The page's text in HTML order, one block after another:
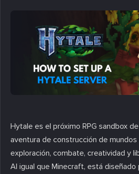
Hytale es el próximo RPG sandbox
aventura de construcción de mundos
exploración, combate, creatividad y
Al igual que Minecraft, está diseñado